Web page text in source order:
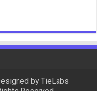
by TieLabs